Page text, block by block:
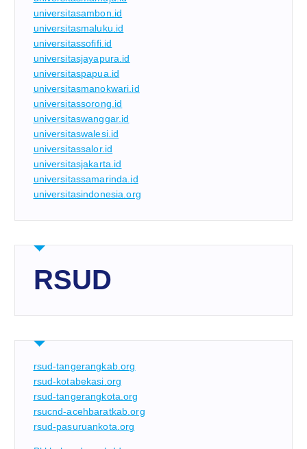
universitasambon.id
universitasmaluku.id
universitassofifi.id
universitasjayapura.id
universitaspapua.id
universitasmanokwari.id
universitassorong.id
universitaswanggar.id
universitaswalesi.id
universitassalor.id
universitasjakarta.id
universitassamarinda.id
universitasindonesia.org
RSUD
rsud-tangerangkab.org
rsud-kotabekasi.org
rsud-tangerangkota.org
rsucnd-acehbaratkab.org
rsud-pasuruankota.org